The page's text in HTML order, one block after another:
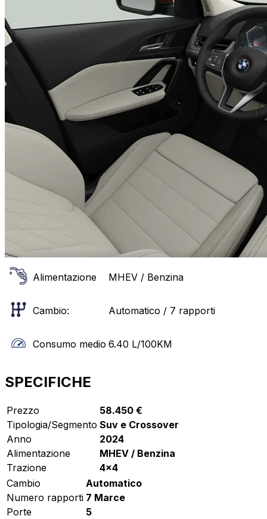
Alimentazione MHEV / Benzina
Cambio: Automatico / 7 rapporti
Consumo medio 6.40 L/100KM
SPECIFICHE
Prezzo
58.450 €
Tipologia/Segmento Suv e Crossover
Anno
2024
Alimentazione
MHEV / Benzina
Trazione
4x4
Cambio
Automatico
Numero rapporti 7 Marce
Porte
5